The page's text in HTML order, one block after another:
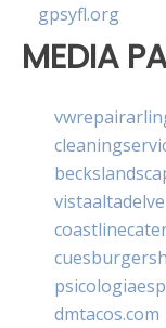
gpsyfl.org
MEDIA
dmtacos.com